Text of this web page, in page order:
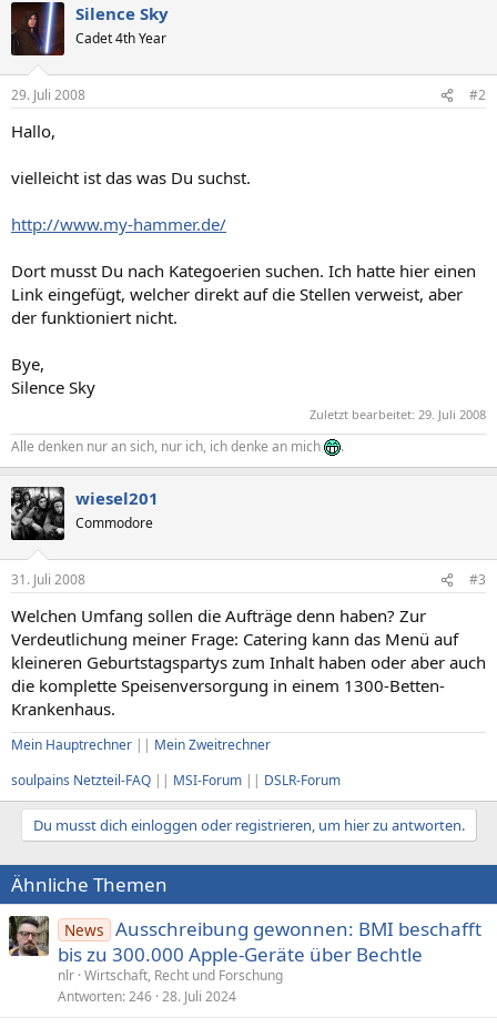
Silence Sky
Cadet 4th Year
29. Juli 2008 #2
Hallo,
vielleicht ist das was Du suchst.
http://www.my-hammer.de/
Dort musst Du nach Kategoerien suchen. Ich hatte hier einen
Link eingefügt, welcher direkt auf die Stellen verweist, aber
der funktioniert nicht.
Bye,
Silence Sky
Zuletzt bearbeitet: 29. Juli 2008
Alle denken nur an sich, nur ich, ich denke an mich .
wiesel201
Commodore
31. Juli 2008 #3
Welchen Umfang sollen die Aufträge denn haben? Zur
Verdeutlichung meiner Frage: Catering kann das Menü auf
kleineren Geburtstagspartys zum Inhalt haben oder aber auch
die komplette Speisenversorgung in einem 1300-Betten-
Krankenhaus.
Mein Hauptrechner || Mein Zweitrechner
soulpains Netzteil-FAQ || MSI-Forum || DSLR-Forum
Du musst dich einloggen oder registrieren, um hier zu antworten.
Ähnliche Themen
News Ausschreibung gewonnen: BMI beschafft
bis zu 300.000 Apple-Geräte über Bechtle
nlr Wirtschaft, Recht und Forschung
Antworten 246 28. Juli 2024